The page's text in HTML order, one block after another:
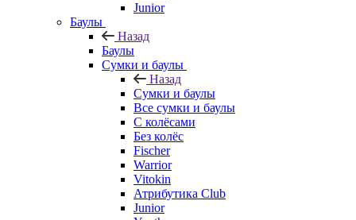
Junior
Баулы
Назад
Баулы
Сумки и баулы
Назад
Сумки и баулы
Все сумки и баулы
С колёсами
Без колёс
Fischer
Warrior
Vitokin
Атрибутика Club
Junior